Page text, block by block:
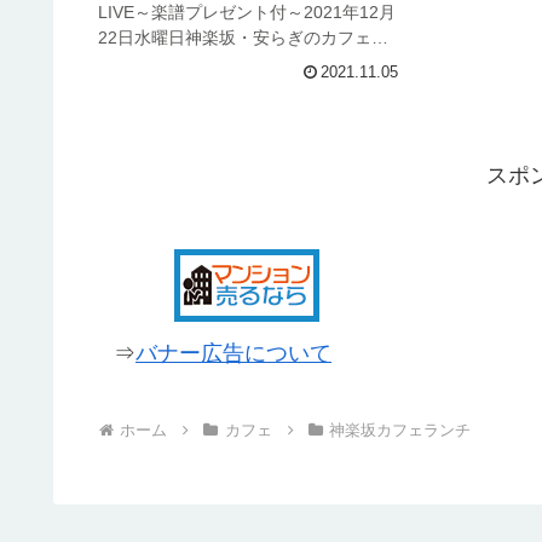
LIVE～楽譜プレゼント付～2021年12月
22日水曜日神楽坂・安らぎのカフェで
ジャズピアノ演奏を聴きながら、癒し
2021.11.05
スポ
⇒バナー広告について
ホーム カフェ 神楽坂カフェランチ